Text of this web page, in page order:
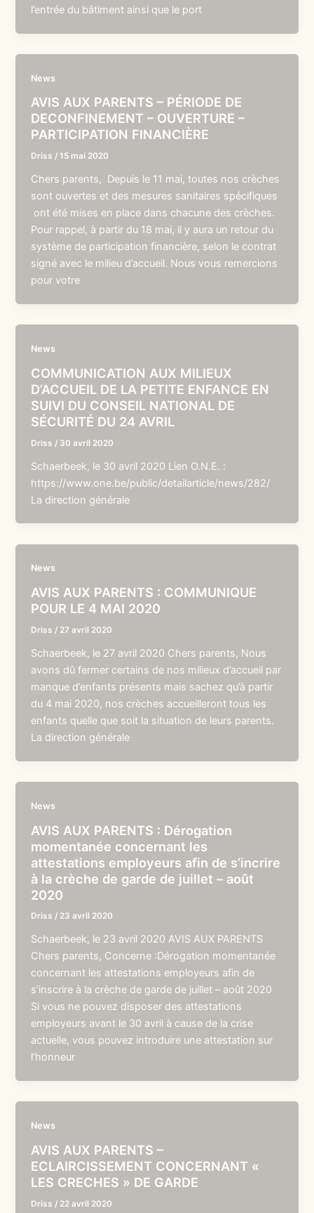
l’entrée du bâtiment ainsi que le port
News
AVIS AUX PARENTS – PÉRIODE DE
DECONFINEMENT – OUVERTURE –
PARTICIPATION FINANCIÈRE
Driss /15 mai 2020
Chers parents, Depuis le 11 mai, toutes nos crèches
sont ouvertes et des mesures sanitaires spécifiques
ont été mises en place dans chacune des crèches.
Pour rappel, à partir du 18 mai, il y aura un retour du
système de participation financière, selon le contrat
signé avec le milieu d’accueil. Nous vous remercions
pour votre
News
COMMUNICATION AUX MILIEUX
D’ACCUEIL DE LA PETITE ENFANCE EN
SUIVI DU CONSEIL NATIONAL DE
SÉCURITÉ DU 24 AVRIL
Driss / 30 avril 2020
Schaerbeek, le 30 avril 2020 Lien O.N.E. :
https://www.one.be/public/detailarticle/news/282/
La direction générale
News
AVIS AUX PARENTS : COMMUNIQUE
POUR LE 4 MAI 2020
Driss / 27 avril 2020
Schaerbeek, le 27 avril 2020 Chers parents, Nous
avons dû fermer certains de nos milieux d’accueil par
manque d’enfants présents mais sachez qu’à partir
du 4 mai 2020, nos crèches accueilleront tous les
enfants quelle que soit la situation de leurs parents.
La direction générale
News
AVIS AUX PARENTS : Dérogation
momentanée concernant les
attestations employeurs afin de s’incrire
à la crèche de garde de juillet – août
2020
Driss / 23 avril 2020
Schaerbeek, le 23 avril 2020 AVIS AUX PARENTS
Chers parents, Concerne :Dérogation momentanée
concernant les attestations employeurs afin de
s’inscrire à la crèche de garde de juillet – août 2020
Si vous ne pouvez disposer des attestations
employeurs avant le 30 avril à cause de la crise
actuelle, vous pouvez introduire une attestation sur
l’honneur
News
AVIS AUX PARENTS –
ECLAIRCISSEMENT CONCERNANT «
LES CRECHES » DE GARDE
Driss / 22 avril 2020